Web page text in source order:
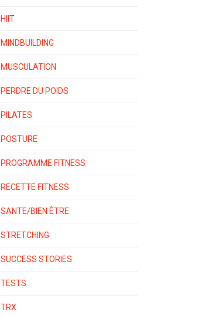
HIIT
MINDBUILDING
MUSCULATION
PERDRE DU POIDS
PILATES
POSTURE
PROGRAMME FITNESS
RECETTE FITNESS
SANTE/BIEN ÊTRE
STRETCHING
SUCCESS STORIES
TESTS
TRX